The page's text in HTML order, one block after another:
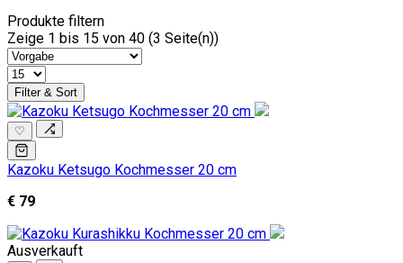
Produkte filtern
Zeige 1 bis 15 von 40 (3 Seite(n))
Filter & Sort
♡
Kazoku Ketsugo Kochmesser 20 cm
€ 79
Ausverkauft